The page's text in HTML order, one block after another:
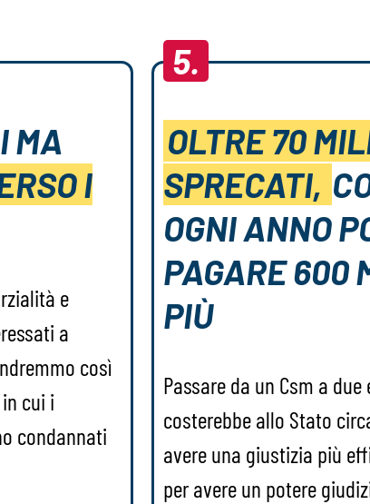
MA
I
e
a
così
cui i
condannati
5.
OLTRE 70
SPRECATI,
OGNI ANNO
PAGARE 600
PIÙ
Passare da un Csm a
costerebbe allo Stato
avere una giustizia più
per avere un potere